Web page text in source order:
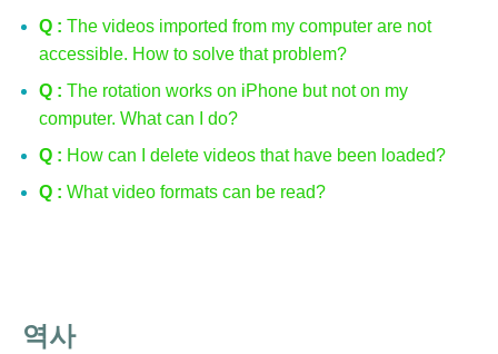
Q : The videos imported from my computer are not
accessible. How to solve that problem?
Q : The rotation works on iPhone but not on my
computer. What can I do?
Q : How can I delete videos that have been loaded?
Q : What video formats can be read?
역사